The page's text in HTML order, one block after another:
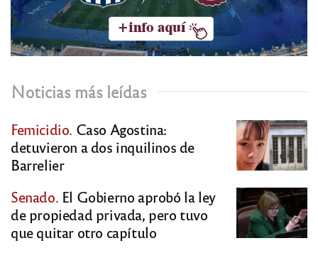
Noticias más leídas
Femicidio. Caso Agostina:
detuvieron a dos inquilinos de
Barrelier
Senado. El Gobierno aprobó la ley
de propiedad privada, pero tuvo
que quitar otro capítulo